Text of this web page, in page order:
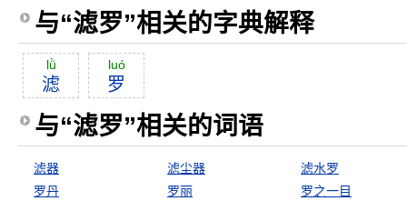
与“滤罗”相关的字典解释
lǜ
滤
luó
罗
与“滤罗”相关的词语
滤器 滤尘器
滤水罗
罗丹
罗丽 罗之一目